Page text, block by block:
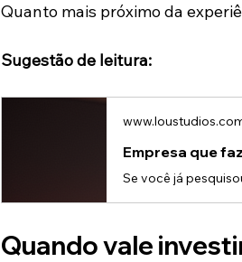
Quanto mais próximo da
Sugestão de leitura:
Empresa que
Quando vale